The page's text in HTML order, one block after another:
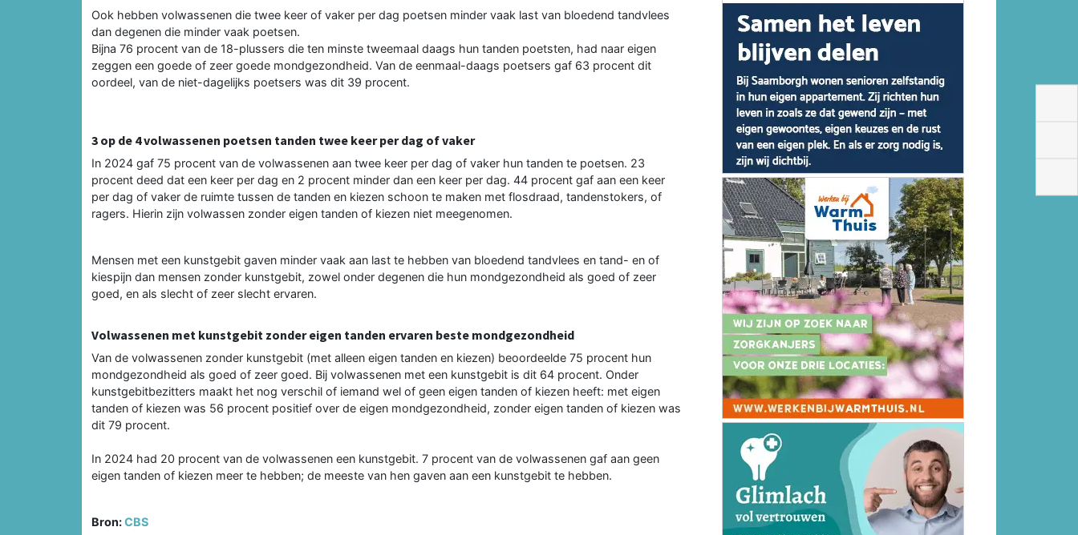
Ook hebben volwassenen die twee keer of vaker per dag poetsen minder vaak last van bloedend tandvlees
dan degenen die minder vaak poetsen.
Bijna 76 procent van de 18-plussers die ten minste tweemaal daags hun tanden poetsten, had naar eigen
zeggen een goede of zeer goede mondgezondheid. Van de eenmaal-daags poetsers gaf 63 procent dit
oordeel, van de niet-dagelijks poetsers was dit 39 procent.
3 op de 4 volwassenen poetsen tanden twee keer per dag of vaker
In 2024 gaf 75 procent van de volwassenen aan twee keer per dag of vaker hun tanden te poetsen. 23
procent deed dat een keer per dag en 2 procent minder dan een keer per dag. 44 procent gaf aan een keer
per dag of vaker de ruimte tussen de tanden en kiezen schoon te maken met flosdraad, tandenstokers, of
ragers. Hierin zijn volwassen zonder eigen tanden of kiezen niet meegenomen.
Mensen met een kunstgebit gaven minder vaak aan last te hebben van bloedend tandvlees en tand- en of
kiespijn dan mensen zonder kunstgebit, zowel onder degenen die hun mondgezondheid als goed of zeer
goed, en als slecht of zeer slecht ervaren.
Volwassenen met kunstgebit zonder eigen tanden ervaren beste mondgezondheid
Van de volwassenen zonder kunstgebit (met alleen eigen tanden en kiezen) beoordeelde 75 procent hun
mondgezondheid als goed of zeer goed. Bij volwassenen met een kunstgebit is dit 64 procent. Onder
kunstgebitbezitters maakt het nog verschil of iemand wel of geen eigen tanden of kiezen heeft: met eigen
tanden of kiezen was 56 procent positief over de eigen mondgezondheid, zonder eigen tanden of kiezen was
dit 79 procent.
In 2024 had 20 procent van de volwassenen een kunstgebit. 7 procent van de volwassenen gaf aan geen
eigen tanden of kiezen meer te hebben; de meeste van hen gaven aan een kunstgebit te hebben.
Bron:CBS